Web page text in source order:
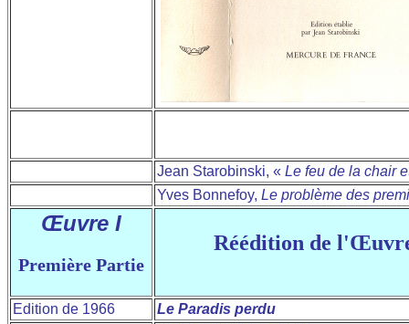
Jean Starobinski, « Le feu de la chair
Yves Bonnefoy, Le problème des
Œuvre I
Première Partie
Réédition de
Edition de 1966 Le Paradis perdu